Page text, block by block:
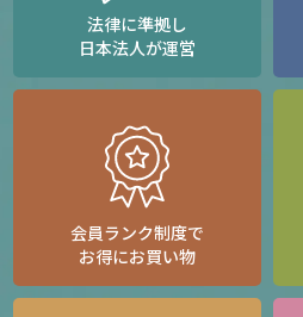
法律に準拠し
日本法人が運営
会員ランク制度で
お得にお買い物